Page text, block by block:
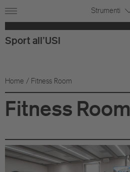
Sport all'USI
Strumenti
Home / Fitness Room
Fitness Room